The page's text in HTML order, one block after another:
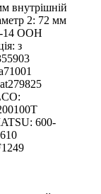
внутрішній
2: 72 мм
14 ООН
з
600-